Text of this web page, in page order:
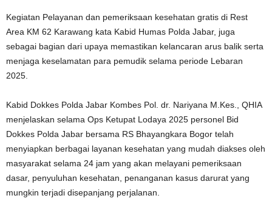
Kegiatan Pelayanan dan pemeriksaan kesehatan gratis di Rest
Area KM 62 Karawang kata Kabid Humas Polda Jabar, juga
sebagai bagian dari upaya memastikan kelancaran arus balik serta
menjaga keselamatan para pemudik selama periode Lebaran
2025.
Kabid Dokkes Polda Jabar Kombes Pol. dr. Nariyana M.Kes., QHIA
menjelaskan selama Ops Ketupat Lodaya 2025 personel Bid
Dokkes Polda Jabar bersama RS Bhayangkara Bogor telah
menyiapkan berbagai layanan kesehatan yang mudah diakses oleh
masyarakat selama 24 jam yang akan melayani pemeriksaan
dasar, penyuluhan kesehatan, penanganan kasus darurat yang
mungkin terjadi disepanjang perjalanan.